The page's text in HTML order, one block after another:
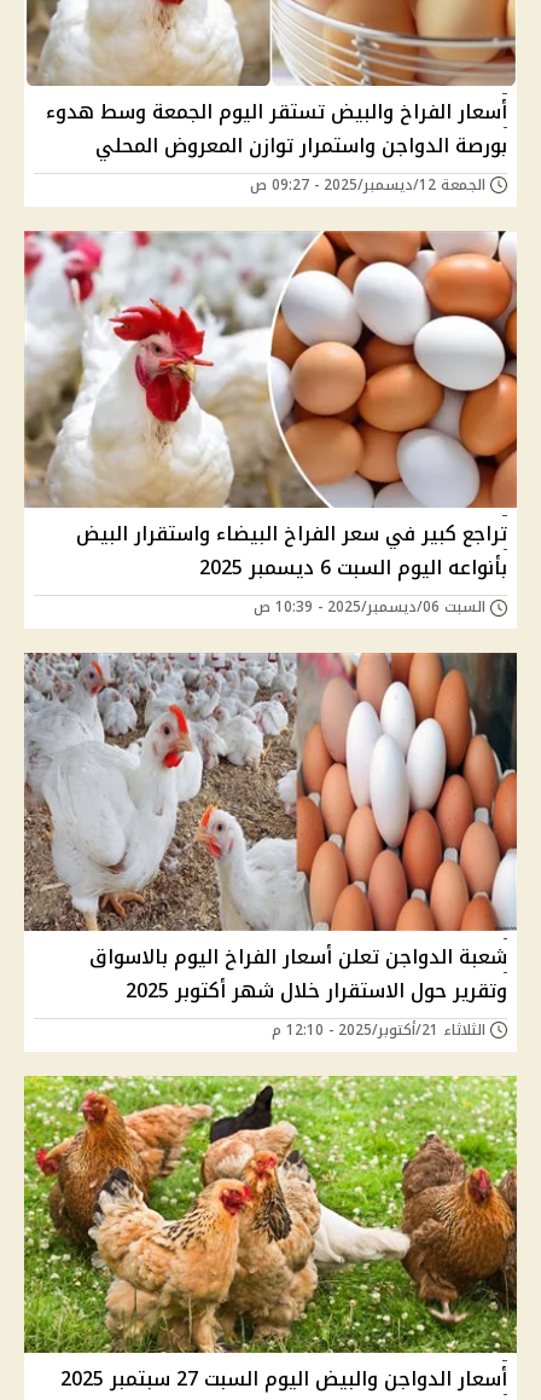
أسعار الفراخ والبيض تستقر اليوم الجمعة وسط هدوء
بورصة الدواجن واستمرار توازن المعروض المحلي
الجمعة 12/ديسمبر/2025 - 09:27 ص
تراجع كبير في سعر الفراخ البيضاء واستقرار البيض
بأنواعه اليوم السبت 6 ديسمبر 2025
السبت 06/ديسمبر/2025 - 10:39 ص
شعبة الدواجن تعلن أسعار الفراخ اليوم بالاسواق
وتقرير حول الاستقرار خلال شهر أكتوبر 2025
الثلاثاء 21/أكتوبر/2025 - 12:10 م
أسعار الدواجن والبيض اليوم السبت 27 سبتمبر 2025